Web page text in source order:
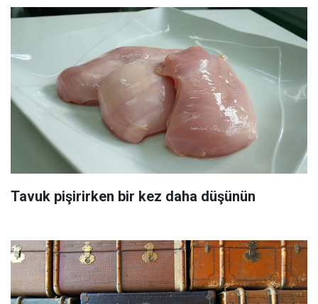
Tavuk pişirirken bir kez daha düşünün